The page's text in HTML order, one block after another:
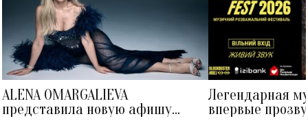
ALENA OMARGALIEVA
представила новую афишу
Легендарная
впервые